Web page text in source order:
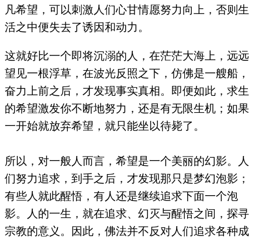
凡希望，可以刺激人们心甘情愿努力向上，否则生
活之中便失去了诱因和动力。
这就好比一个即将沉溺的人，在茫茫大海上，远远
望见一根浮草，在波光反照之下，仿佛是一艘船，
奋力上前之后，才发现事实真相。即便如此，求生
的希望激发你不断地努力，还是有无限生机；如果
一开始就放弃希望，就只能坐以待毙了。
所以，对一般人而言，希望是一个美丽的幻影。人
们努力追求，到手之后，才发现那只是梦幻泡影；
有些人就此醒悟，有人还是继续追求下面一个泡
影。人的一生，就在追求、幻灭与醒悟之间，探寻
宗教的意义。因此，佛法并不反对人们追求各种成